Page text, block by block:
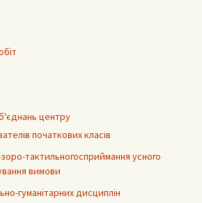
центру
початкових класів
тактильногосприймання усного
вимови
гуманітарних дисциплін